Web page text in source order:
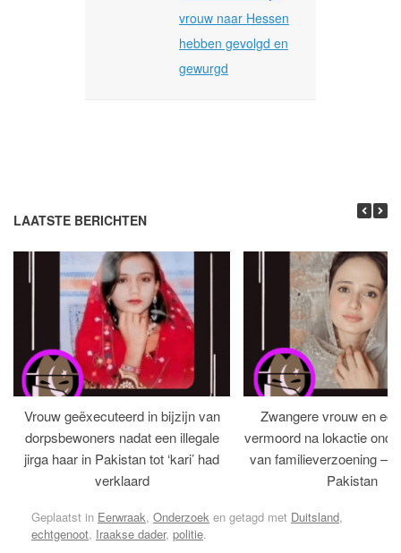
vrouw naar Hessen
hebben gevolgd en
gewurgd
LAATSTE BERICHTEN
Vrouw geëxecuteerd in bijzijn van
dorpsbewoners nadat een illegale
jirga haar in Pakistan tot ‘kari’ had
verklaard
Zwangere vrouw en
vermoord na lokactie
van familieverzoening –
Pakistan
Geplaatst in Eerwraak, Onderzoek en getagd met Duitsland,
echtgenoot, Iraakse dader, politie.